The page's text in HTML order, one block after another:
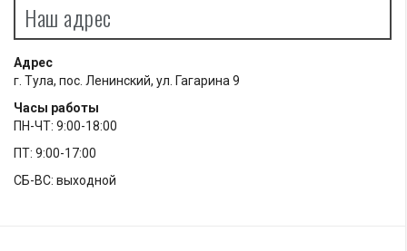
Наш адрес
Адрес
г. Тула, пос. Ленинский, ул. Гагарина 9
Часы работы
ПН-ЧТ: 9:00-18:00
ПТ: 9:00-17:00
СБ-ВС: выходной